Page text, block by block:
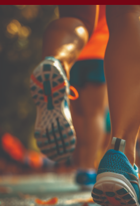
SOCIEDAD
La CGT
contra la
laboral